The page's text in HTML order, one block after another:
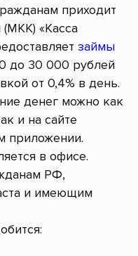
приходит
«Касса
займы
до 30 000 рублей
от 0,4% в день.
денег можно как
и на сайте
приложении.
в офисе.
РФ,
и имеющим